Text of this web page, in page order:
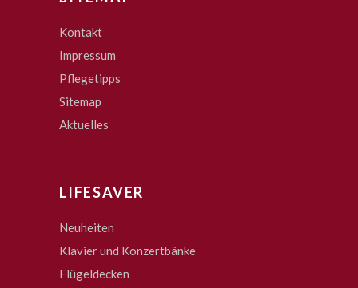
Kontakt
Impressum
Pflegetipps
Sitemap
Aktuelles
LIFESAVER
Neuheiten
Klavier und Konzertbänke
Flügeldecken